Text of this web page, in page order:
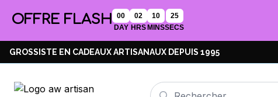
OFFRE FLASH
00
DAY
02
HRS
10
MINS
25
SECS
GROSSISTE EN CADEAUX ARTISANAUX DEPUIS 1995